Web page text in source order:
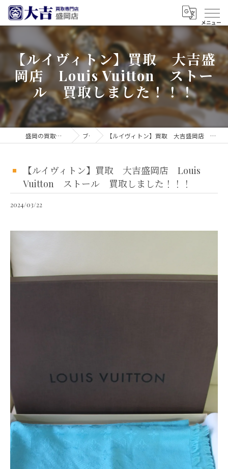
【ルイヴィトン】買取 大吉盛
岡店 Louis Vuitton ストー
ル 買取しました！！！
盛岡の買取なら買取大吉 盛岡店 ブログ 【ルイヴィトン】買取 大吉盛岡店 Louis Vuitton ストール 買取しました！！！
【ルイヴィトン】買取 大吉盛岡店 Louis
Vuitton ストール 買取しました！！！
2024/03/22